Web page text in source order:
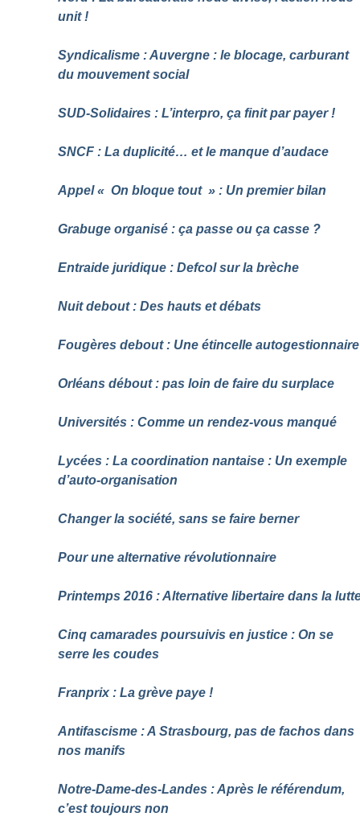
unit !
Syndicalisme : Auvergne : le blocage, carburant
du mouvement social
SUD-Solidaires : L’interpro, ça finit par payer !
SNCF : La duplicité… et le manque d’audace
Appel « On bloque tout » : Un premier bilan
Grabuge organisé : ça passe ou ça casse ?
Entraide juridique : Defcol sur la brèche
Nuit debout : Des hauts et débats
Fougères debout : Une étincelle autogestionnaire
Orléans débout : pas loin de faire du surplace
Universités : Comme un rendez-vous manqué
Lycées : La coordination nantaise : Un exemple
d’auto-organisation
Changer la société, sans se faire berner
Pour une alternative révolutionnaire
Printemps 2016 : Alternative libertaire dans la
Cinq camarades poursuivis en justice : On se
serre les coudes
Franprix : La grève paye !
Antifascisme : A Strasbourg, pas de fachos dans
nos manifs
Notre-Dame-des-Landes : Après le référendum,
c’est toujours non